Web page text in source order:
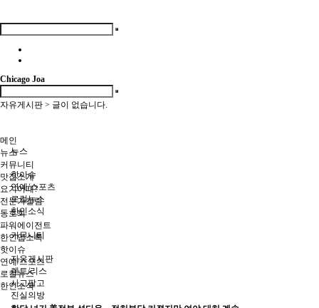
Chicago Joa
자유게시판 > 글이 없습니다.
뉴스
핫이슈
연예/스포츠
로컬뉴스
한인소식
커뮤니티
자유게시판
렌트/리스
사고팔고
진실의방
메인
뉴스
커뮤니티
맛집소개
요기어때?
전문가컬럼
동호회
파워에이전트
한인업소록
핫이슈
연예/스포츠
로컬뉴스
한인소식